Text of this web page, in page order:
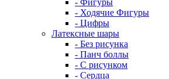
- Фигуры
- Ходячие Фигуры
- Цифры
Латексные шары
- Без рисунка
- Панч боллы
- С рисунком
- Сердца